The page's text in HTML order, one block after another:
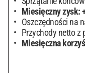
Miesięczny zysk:
Oszczędności na
Przychody netto z
Miesięczna